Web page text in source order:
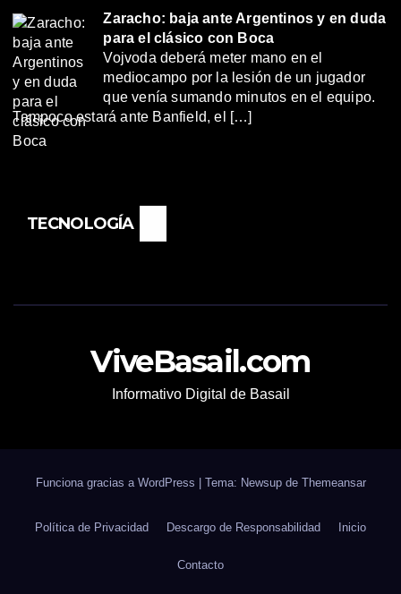
Zaracho: baja ante Argentinos y en duda
para el clásico con Boca
Vojvoda deberá meter mano en el
mediocampo por la lesión de un jugador
que venía sumando minutos en el equipo.
Tampoco estará ante Banfield, el […]
TECNOLOGÍA
ViveBasail.com
Informativo Digital de Basail
Funciona gracias a WordPress Tema: Newsup de Themeansar
Política de Privacidad Descargo de Responsabilidad Inicio
Contacto